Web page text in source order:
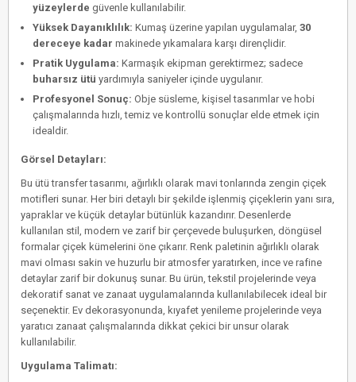
yüzeylerde güvenle kullanılabilir.
Yüksek Dayanıklılık: Kumaş üzerine yapılan uygulamalar, 30
dereceye kadar makinede yıkamalara karşı dirençlidir.
Pratik Uygulama: Karmaşık ekipman gerektirmez; sadece
buharsız ütü yardımıyla saniyeler içinde uygulanır.
Profesyonel Sonuç: Obje süsleme, kişisel tasarımlar ve hobi
çalışmalarında hızlı, temiz ve kontrollü sonuçlar elde etmek için
idealdir.
Görsel Detayları:
Bu ütü transfer tasarımı, ağırlıklı olarak mavi tonlarında zengin çiçek
motifleri sunar. Her biri detaylı bir şekilde işlenmiş çiçeklerin yanı sıra,
yapraklar ve küçük detaylar bütünlük kazandırır. Desenlerde
kullanılan stil, modern ve zarif bir çerçevede buluşurken, döngüsel
formalar çiçek kümelerini öne çıkarır. Renk paletinin ağırlıklı olarak
mavi olması sakin ve huzurlu bir atmosfer yaratırken, ince ve rafine
detaylar zarif bir dokunuş sunar. Bu ürün, tekstil projelerinde veya
dekoratif sanat ve zanaat uygulamalarında kullanılabilecek ideal bir
seçenektir. Ev dekorasyonunda, kıyafet yenileme projelerinde veya
yaratıcı zanaat çalışmalarında dikkat çekici bir unsur olarak
kullanılabilir.
Uygulama Talimatı: